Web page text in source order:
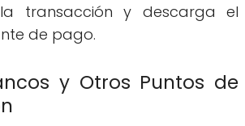
transacción y descarga el
de pago.
y Otros Puntos de